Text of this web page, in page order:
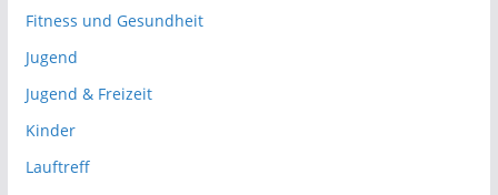
Fitness und Gesundheit
Jugend
Jugend & Freizeit
Kinder
Lauftreff